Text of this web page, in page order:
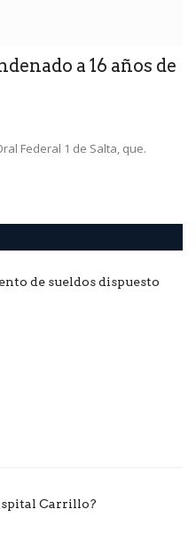
a 16 años de
Federal 1 de Salta, que.
de sueldos dispuesto
Carrillo?